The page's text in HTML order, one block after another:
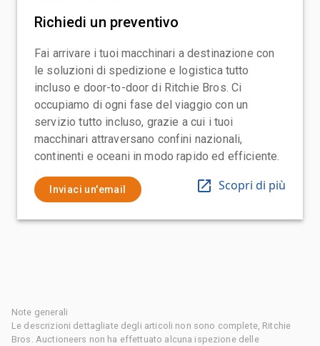
Richiedi un preventivo
Fai arrivare i tuoi macchinari a destinazione con
le soluzioni di spedizione e logistica tutto
incluso e door-to-door di Ritchie Bros. Ci
occupiamo di ogni fase del viaggio con un
servizio tutto incluso, grazie a cui i tuoi
macchinari attraversano confini nazionali,
continenti e oceani in modo rapido ed efficiente.
Inviaci un'email Scopri di più
Note generali
Le descrizioni dettagliate degli articoli non sono complete, Ritchie
Bros. Auctioneers non ha effettuato alcuna ispezione delle